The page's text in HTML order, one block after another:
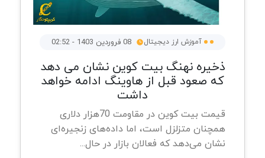
آموزش ارز دیجیتال
ذخیره نهنگ بیت کوین نشان می دهد
که صعود قبل از هاوینگ ادامه خواهد
داشت
قیمت بیت کوین در مقاومت 70هزار دلاری
همچنان متزلزل است، اما داده‌های زنجیره‌ای
نشان می‌دهد که فعالان بازار در حال...